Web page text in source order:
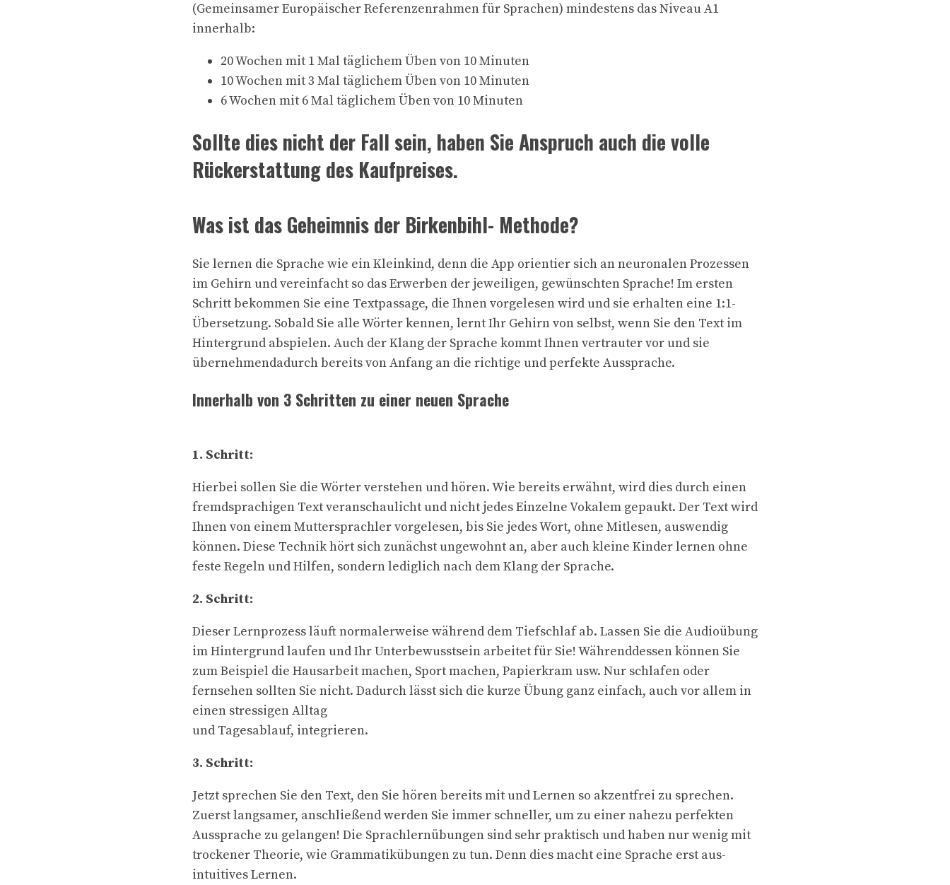
(Gemeinsamer Europäischer Referenzenrahmen für Sprachen) mindestens das Niveau A1
innerhalb:
20 Wochen mit 1 Mal täglichem Üben von 10 Minuten
10 Wochen mit 3 Mal täglichem Üben von 10 Minuten
6 Wochen mit 6 Mal täglichem Üben von 10 Minuten
Sollte dies nicht der Fall sein, haben Sie Anspruch auch die volle
Rückerstattung des Kaufpreises.
Was ist das Geheimnis der Birkenbihl- Methode?
Sie lernen die Sprache wie ein Kleinkind, denn die App orientier sich an neuronalen Prozessen
im Gehirn und vereinfacht so das Erwerben der jeweiligen, gewünschten Sprache! Im ersten
Schritt bekommen Sie eine Textpassage, die Ihnen vorgelesen wird und sie erhalten eine 1:1-
Übersetzung. Sobald Sie alle Wörter kennen, lernt Ihr Gehirn von selbst, wenn Sie den Text im
Hintergrund abspielen. Auch der Klang der Sprache kommt Ihnen vertrauter vor und sie
übernehmendadurch bereits von Anfang an die richtige und perfekte Aussprache.
Innerhalb von 3 Schritten zu einer neuen Sprache
1. Schritt:
Hierbei sollen Sie die Wörter verstehen und hören. Wie bereits erwähnt, wird dies durch einen
fremdsprachigen Text veranschaulicht und nicht jedes Einzelne Vokalem gepaukt. Der Text wird
Ihnen von einem Muttersprachler vorgelesen, bis Sie jedes Wort, ohne Mitlesen, auswendig
können. Diese Technik hört sich zunächst ungewohnt an, aber auch kleine Kinder lernen ohne
feste Regeln und Hilfen, sondern lediglich nach dem Klang der Sprache.
2. Schritt:
Dieser Lernprozess läuft normalerweise während dem Tiefschlaf ab. Lassen Sie die Audioübung
im Hintergrund laufen und Ihr Unterbewusstsein arbeitet für Sie! Währenddessen können Sie
zum Beispiel die Hausarbeit machen, Sport machen, Papierkram usw. Nur schlafen oder
fernsehen sollten Sie nicht. Dadurch lässt sich die kurze Übung ganz einfach, auch vor allem in
einen stressigen Alltag
und Tagesablauf, integrieren.
3. Schritt:
Jetzt sprechen Sie den Text, den Sie hören bereits mit und Lernen so akzentfrei zu sprechen.
Zuerst langsamer, anschließend werden Sie immer schneller, um zu einer nahezu perfekten
Aussprache zu gelangen! Die Sprachlernübungen sind sehr praktisch und haben nur wenig mit
trockener Theorie, wie Grammatikübungen zu tun. Denn dies macht eine Sprache erst aus-
intuitives Lernen.